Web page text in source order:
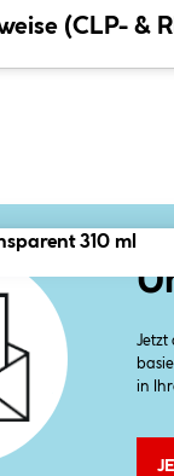
(CLP- &
310 ml
Jetzt
in